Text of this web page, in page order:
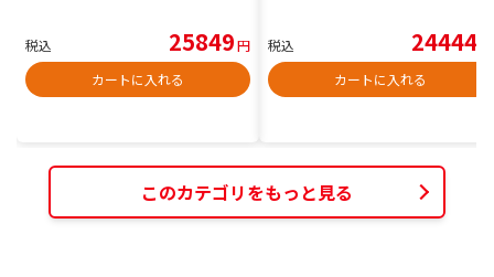
税込 25849円
カートに入れる
税込 24444
カートに入れる
このカテゴリをもっと見る